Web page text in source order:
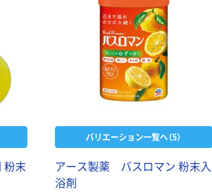
粉末
バリエーション一覧へ（5）
アー ス製薬 バス ロマ ン 粉末 入
浴剤